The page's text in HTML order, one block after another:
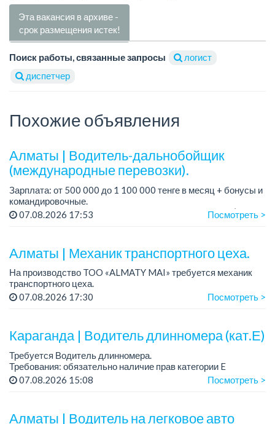
Эта вакансия в архиве -
срок размещения истек!
Поиск работы, связанные запросы
логист
диспетчер
Похожие объявления
Алматы | Водитель-дальнобойщик
(международные перевозки).
Зарплата: от 500 000 до 1 100 000 тенге в месяц + бонусы и
командировочные.
Требования: права категории Е, опыт работы от 3 лет (опыт
07.08.2026 17:53 Посмотреть >
Алматы | Механик транспортного цеха.
На производство TOO «ALMATY MAI» требуется механик
транспортного цеха.
Зарплата: до 380 000 тенге на руки.
07.08.2026 17:30 Посмотреть >
Караганда | Водитель длинномера (кат.Е)
Требуется Водитель длинномера.
Требования: обязательно наличие прав категории E
Зарплата: 500 000 тенге, ...
07.08.2026 15:08 Посмотреть >
Алматы | Водитель на легковое авто